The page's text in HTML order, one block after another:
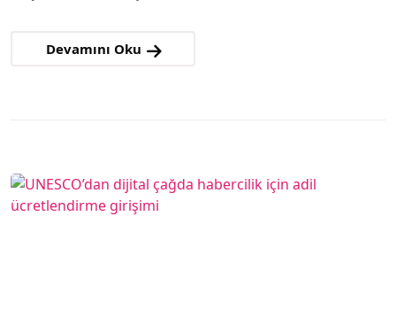
Devamını Oku